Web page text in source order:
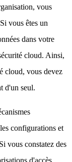
vous
vous êtes un
dans votre
cloud. Ainsi,
cloud, vous devez
d'un seul.
configurations et
vous constatez des
d'accès